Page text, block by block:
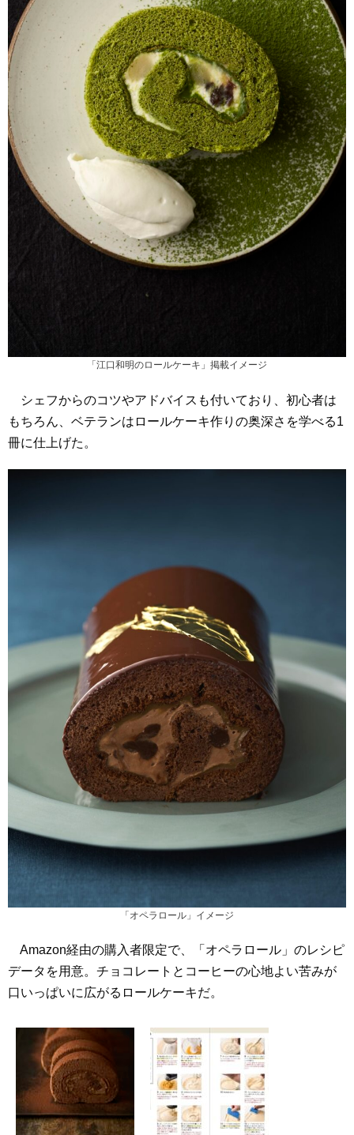
「江口和明のロールケーキ」掲載イメージ
シェフからのコツやアドバイスも付いており、初心者は
もちろん、ベテランはロールケーキ作りの奥深さを学べる1
冊に仕上げた。
「オペラロール」イメージ
Amazon経由の購入者限定で、「オペラロール」のレシピ
データを用意。チョコレートとコーヒーの心地よい苦みが
口いっぱいに広がるロールケーキだ。